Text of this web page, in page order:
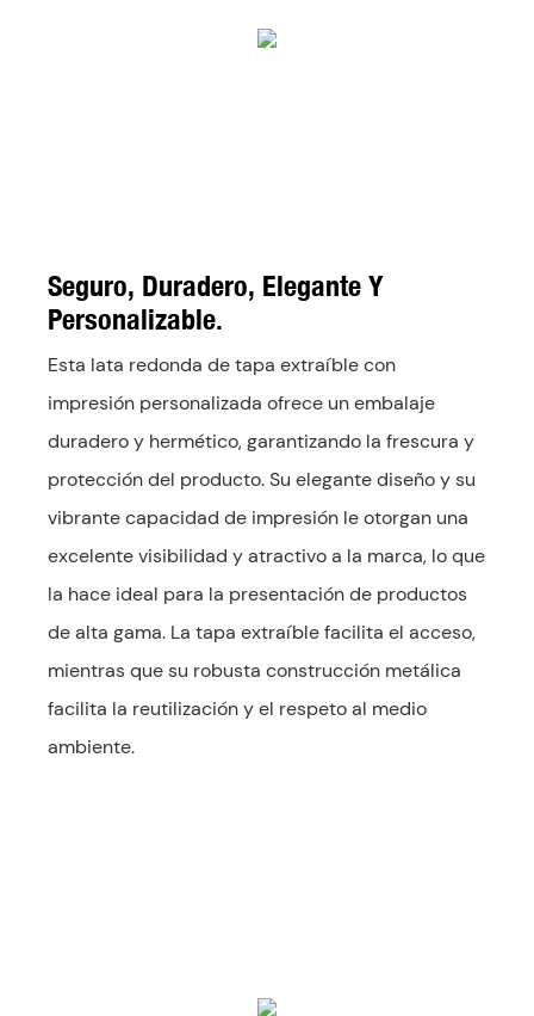
Seguro, Duradero, Elegante Y
Personalizable.
Esta lata redonda de tapa extraíble con
impresión personalizada ofrece un embalaje
duradero y hermético, garantizando la frescura y
protección del producto. Su elegante diseño y su
vibrante capacidad de impresión le otorgan una
excelente visibilidad y atractivo a la marca, lo que
la hace ideal para la presentación de productos
de alta gama. La tapa extraíble facilita el acceso,
mientras que su robusta construcción metálica
facilita la reutilización y el respeto al medio
ambiente.